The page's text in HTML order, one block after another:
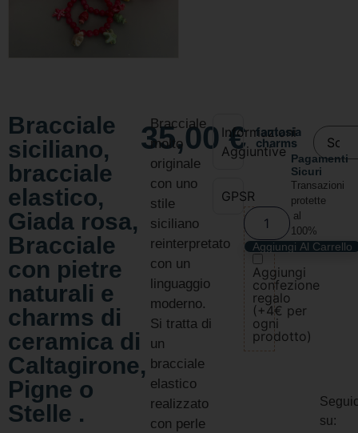
Bracciale
siciliano,
bracciale
elastico,
Giada rosa,
Bracciale
con pietre
naturali e
charms di
ceramica di
Caltagirone,
Pigne o
Stelle .
35,00€
Bracciale
molto
originale
con uno
stile
siciliano
reinterpretato
con un
linguaggio
moderno.
Si tratta di
un
bracciale
elastico
realizzato
con perle
Informazioni
Aggiuntive
GPSR
fantasia
charms
Aggiungi Al Carrello
Aggiungi
confezione
regalo
(+4€ per
ogni
prodotto)
Pagamenti
Sicuri
Transazioni
protette
al
100%
su: